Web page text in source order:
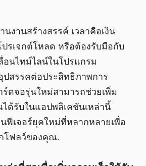
งานสร้างสรรค์ เวลาคือเงิน
รเจกต์โหลด หรือต้องรับมือกับ
อนไทม์ไลน์ในโปรแกรม
ปสรรคต่อประสิทธิภาพการ
ดจอรุ่นใหม่สามารถช่วยเพิ่ม
ด้รับในแอปพลิเคชันเหล่านี้
ฟีเจอร์ยุคใหม่ที่หลากหลายเพื่อ
โฟลว์ของคุณ.